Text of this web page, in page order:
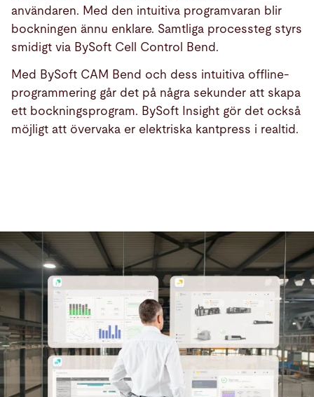
användaren. Med den intuitiva programvaran blir
bockningen ännu enklare. Samtliga processteg styrs
smidigt via BySoft Cell Control Bend.
Med BySoft CAM Bend och dess intuitiva offline-
programmering går det på några sekunder att skapa
ett bockningsprogram. BySoft Insight gör det också
möjligt att övervaka er elektriska kantpress i realtid.